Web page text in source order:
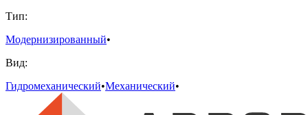
Тип:
Модернизированный•
Вид:
Гидромеханический•Механический•